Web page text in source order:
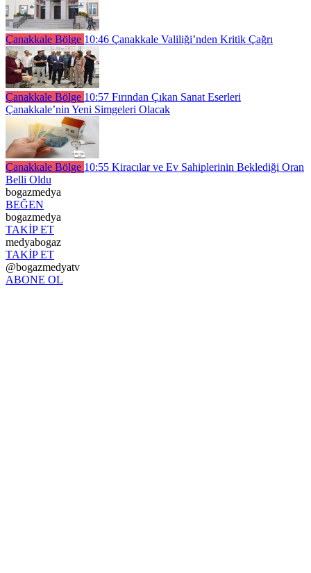
Çanakkale Bölge 10:46 Çanakkale Valiliği’nden Kritik Çağrı
Çanakkale Bölge 10:57 Fırından Çıkan Sanat Eserleri
Çanakkale’nin Yeni Simgeleri Olacak
Çanakkale Bölge 10:55 Kiracılar ve Ev Sahiplerinin Beklediği Oran
Belli Oldu
bogazmedya
BEĞEN
bogazmedya
TAKİP ET
medyabogaz
TAKİP ET
@bogazmedyatv
ABONE OL